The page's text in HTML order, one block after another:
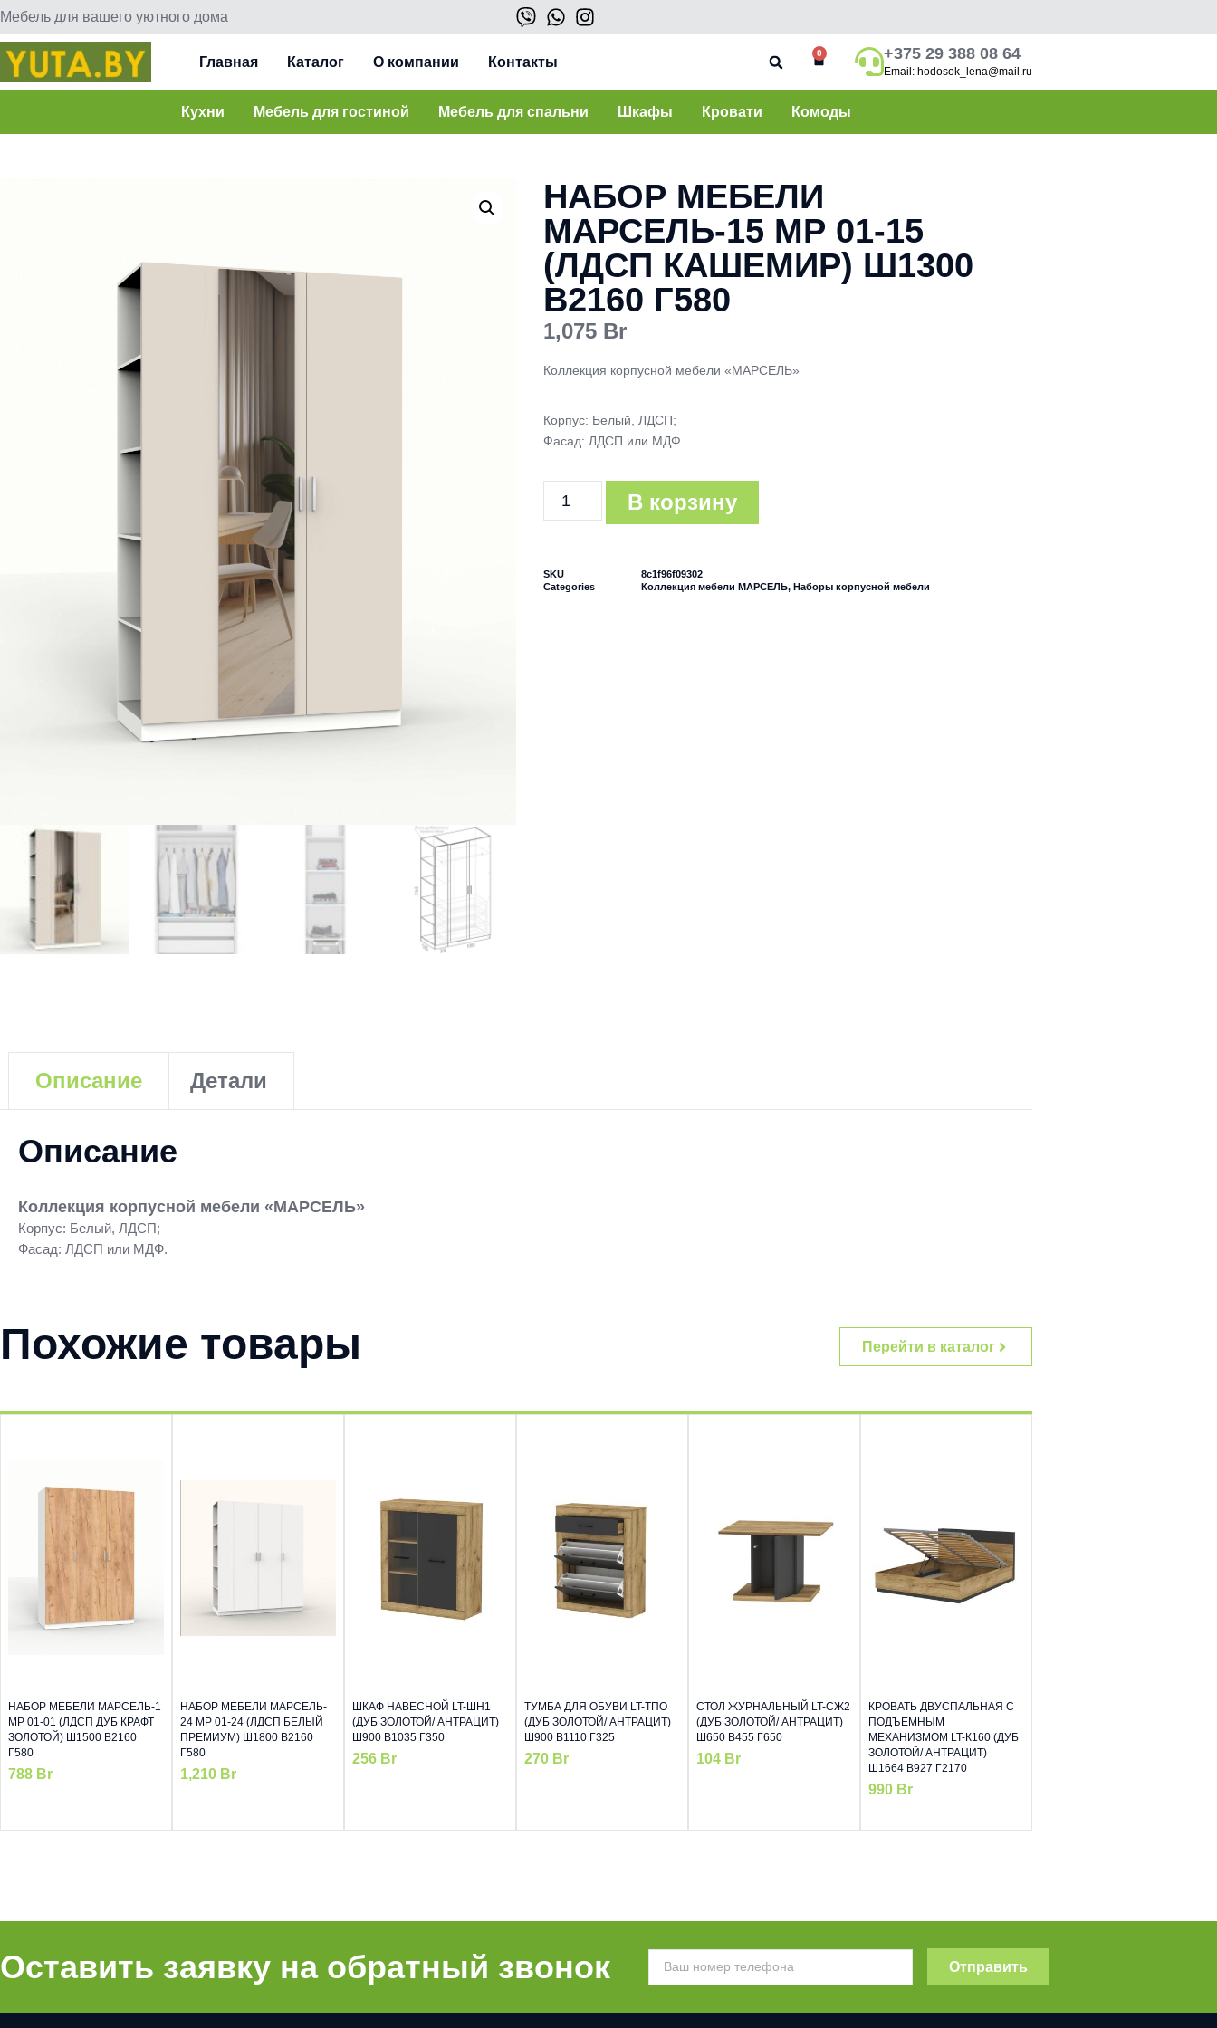
Мебель для вашего уютного дома
Главная Каталог О компании Контакты
0 +375 29 388 08 64
Email: hodosok_lena@mail.ru
Кухни Мебель для гостиной Мебель для спальни Шкафы Кровати Комоды
НАБОР МЕБЕЛИ
МАРСЕЛЬ-15 МР 01-15
(ЛДСП КАШЕМИР) Ш1300
В2160 Г580
1,075 Br
Коллекция корпусной мебели «МАРСЕЛЬ»
Корпус: Белый, ЛДСП;
Фасад: ЛДСП или МДФ.
В корзину
SKU
8c1f96f09302
Categories
Коллекция мебели МАРСЕЛЬ, Наборы корпусной мебели
Описание Детали
Описание
Коллекция корпусной мебели «МАРСЕЛЬ»
Корпус: Белый, ЛДСП;
Фасад: ЛДСП или МДФ.
Похожие товары Перейти в каталог
НАБОР МЕБЕЛИ МАРСЕЛЬ-1
МР 01-01 (ЛДСП ДУБ КРАФТ
ЗОЛОТОЙ) Ш1500 В2160
Г580
788 Br
НАБОР МЕБЕЛИ МАРСЕЛЬ-
24 МР 01-24 (ЛДСП БЕЛЫЙ
ПРЕМИУМ) Ш1800 В2160
Г580
1,210 Br
ШКАФ НАВЕСНОЙ LT-ШН1
(ДУБ ЗОЛОТОЙ/ АНТРАЦИТ)
Ш900 В1035 Г350
256 Br
ТУМБА ДЛЯ ОБУВИ LT-ТПО
(ДУБ ЗОЛОТОЙ/ АНТРАЦИТ)
Ш900 В1110 Г325
270 Br
СТОЛ ЖУРНАЛЬНЫЙ LT-СЖ2
(ДУБ ЗОЛОТОЙ/ АНТРАЦИТ)
Ш650 В455 Г650
104 Br
КРОВАТЬ ДВУСПАЛЬНАЯ С
ПОДЪЕМНЫМ
МЕХАНИЗМОМ LT-К160 (ДУБ
ЗОЛОТОЙ/ АНТРАЦИТ)
Ш1664 В927 Г2170
990 Br
Оставить заявку на обратный звонок Отправить